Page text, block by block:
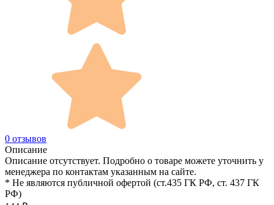
0 отзывов
Описание
Описание отсутствует. Подробно о товаре можете уточнить у
менеджера по контактам указанным на сайте.
* Не являются публичной офертой (ст.435 ГК РФ, cт. 437 ГК
РФ)